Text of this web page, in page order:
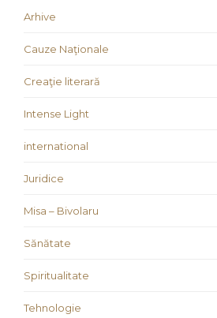
Arhive
Cauze Naţionale
Creaţie literară
Intense Light
international
Juridice
Misa – Bivolaru
Sănătate
Spiritualitate
Tehnologie